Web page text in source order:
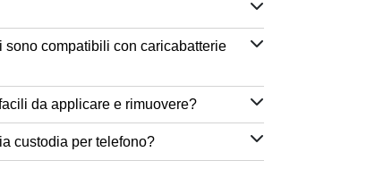
sono compatibili con caricabatterie
da applicare e rimuovere?
custodia per telefono?